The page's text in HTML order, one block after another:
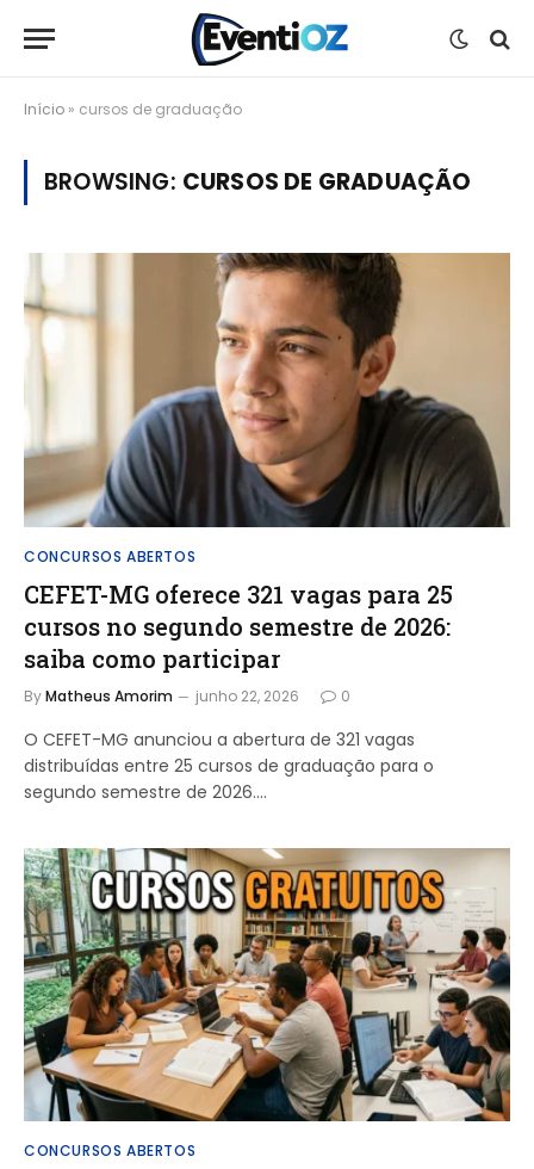
Início » cursos de graduação
BROWSING: CURSOS DE GRADUAÇÃO
CONCURSOS ABERTOS
CEFET-MG oferece 321 vagas para 25
cursos no segundo semestre de 2026:
saiba como participar
ByMatheus Amorim junho 22, 2026 0
O CEFET-MG anunciou a abertura de 321 vagas
distribuídas entre 25 cursos de graduação para o
segundo semestre de 2026.…
CONCURSOS ABERTOS